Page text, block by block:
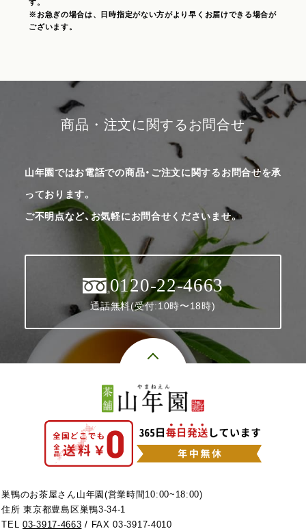
す。
※お急ぎの場合は、日時指定がない方がより早くお届けできる場合が
ございます。
商品・注文に関するお問合せ
山年園ではお電話での商品・ご注文に関するお問合せを承
っております。
ご不明点など、お気軽にお問合せくださいませ。
0120-22-4663
通話無料(受付:10時〜18時)
巣鴨のお茶屋さん山年園(営業時間10:00~18:00)
住所 東京都豊島区巣鴨3-34-1
TEL03-3917-4663 / FAX 03-3917-4010